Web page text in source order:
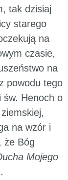
tak dzisiaj
starego
na
czasie,
na
powodu tego
św. Henoch o
na wzór i
że Bóg
Mojego
.